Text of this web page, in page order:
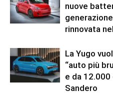
nuove
rinnovata
La Yugo
“auto più
e da
Sandero